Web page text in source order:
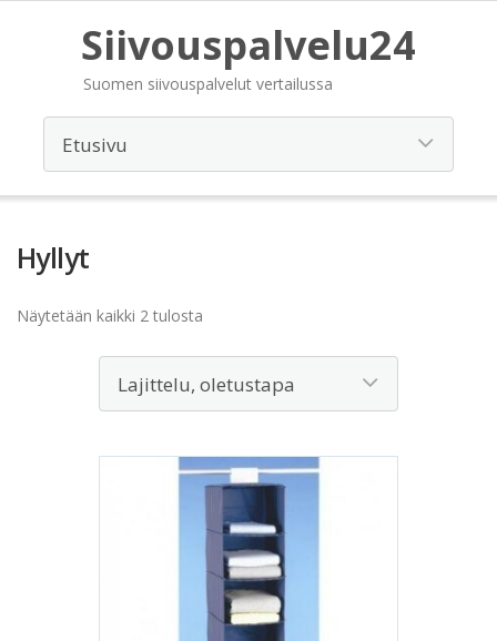
Siivouspalvelu24
Suomen siivouspalvelut vertailussa
Hyllyt
Näytetään kaikki 2 tulosta